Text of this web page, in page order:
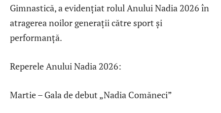
Gimnastică, a evidențiat rolul Anului Nadia 2026 în
atragerea noilor generații către sport și
performanță.
Reperele Anului Nadia 2026:
Martie – Gala de debut „Nadia Comăneci”